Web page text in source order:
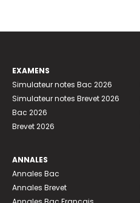
EXAMENS
Simulateur notes Bac 2026
Simulateur notes Brevet 2026
Bac 2026
Brevet 2026
ANNALES
Annales Bac
Annales Brevet